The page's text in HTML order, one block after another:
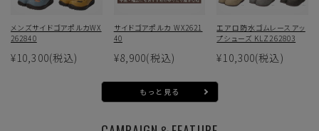
メンズサイドゴアポルカWX
262840
¥10,300(税込)
サイドゴアポルカ WX2621
40
¥8,900(税込)
エアロ防水ゴムレースアッ
プシューズ KLZ262803
¥10,300(税込)
もっと見る